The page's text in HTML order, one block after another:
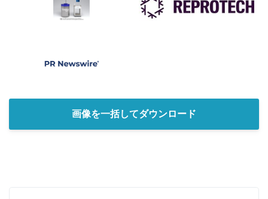
画像を一括してダウンロード